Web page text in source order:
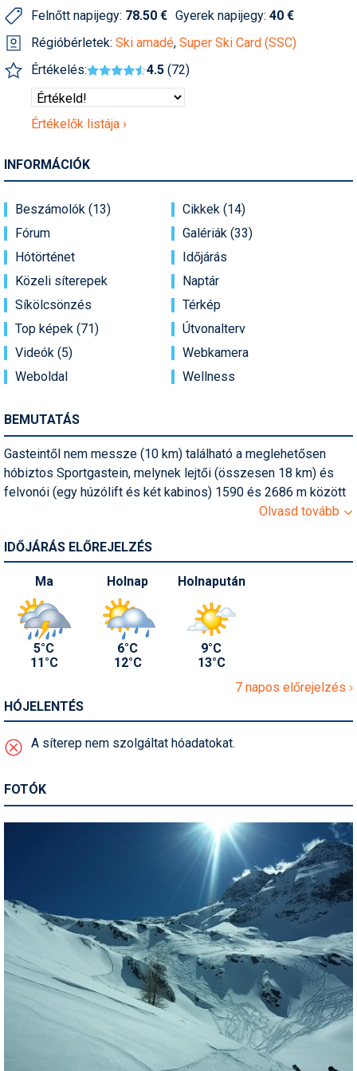
Humor
Hütte
Interjúk
Korcsolya
Könyvajánló
Munkavállalás
Olvasnivaló
Síbérletárak
Síbörze
Sífutás
Síléc
Símánia
Síszerviz
Sportorvos
Szakértők
Szánkó
Szótárak
Felnőtt napijegy: 78.50 € Gyerek napijegy: 40 €
Régióbérletek: Ski amadé, Super Ski Card (SSC)
Értékelés:
4.5 (72)
Értékelők listája ›
INFORMÁCIÓK
Beszámolók (13)
Cikkek (14)
Fórum
Galériák (33)
Hótörténet
Időjárás
Közeli síterepek
Naptár
Síkölcsönzés
Térkép
Top képek (71)
Útvonalterv
Videók (5)
Webkamera
Weboldal
Wellness
BEMUTATÁS
Gasteintől nem messze (10 km) található a meglehetősen
hóbiztos Sportgastein, melynek lejtői (összesen 18 km) és
felvonói (egy húzólift és két kabinos) 1590 és 2686 m között
terülnek el, így meglehetősen hóbiztosnak mondhatóak, nem
freeride hely, a völgyben pedig kezelt sífutópályákat is
Olvasd tovább
IDŐJÁRÁS ELŐREJELZÉS
Ma
5°C
11°C
Holnap
6°C
12°C
Holnapután
9°C
13°C
7 napos előrejelzés
HÓJELENTÉS
A síterep nem szolgáltat hóadatokat.
FOTÓK